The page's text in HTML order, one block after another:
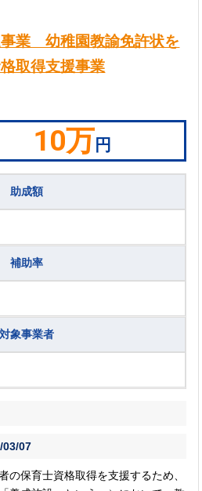
業 幼稚園教諭免許状を
取得支援事業
10万円
助成額
補助率
対象事業者
03/07
の保育士資格取得を支援するため、